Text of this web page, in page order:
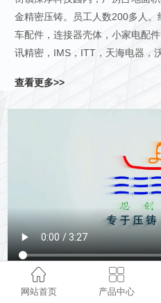
金精密压铸。员工人数200多人
车配件，连接器壳体，小家电配
讯精密，IMS，ITT，天海电器，
查看更多>>

网站首页

产品中心